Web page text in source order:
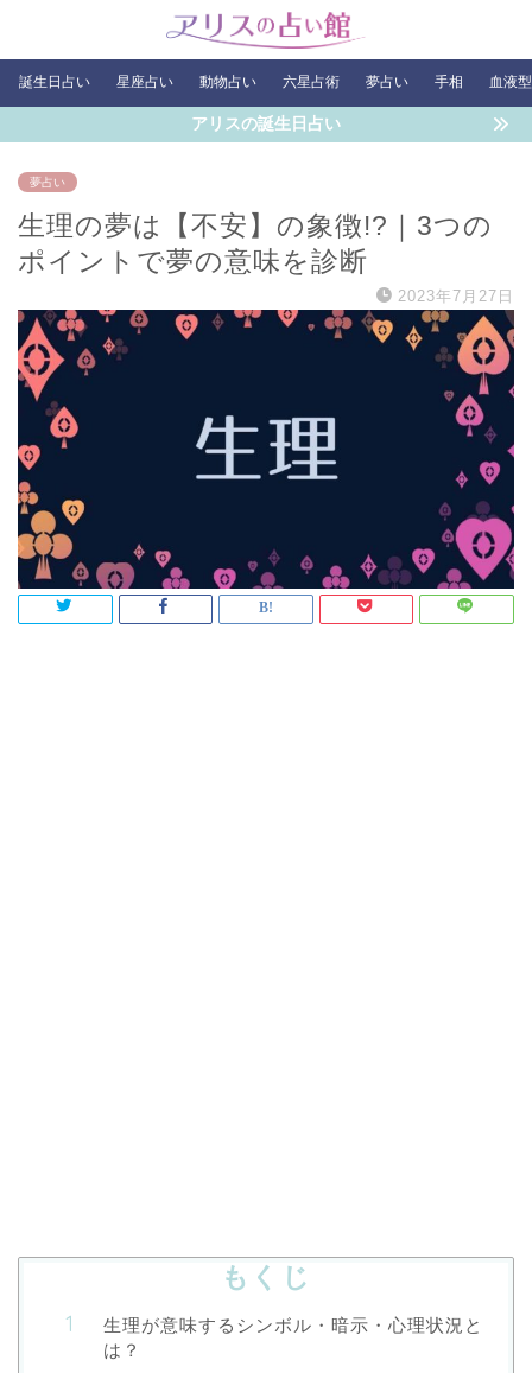
誕生日占い 星座占い 動物占い 六星占術 夢占い 手相 血液
アリスの誕生日占い
夢占い
生理の夢は【不安】の象徴!?｜3つの
ポイントで夢の意味を診断
2023年7月27日
もくじ
生理が意味するシンボル・暗示・心理状況と
は？